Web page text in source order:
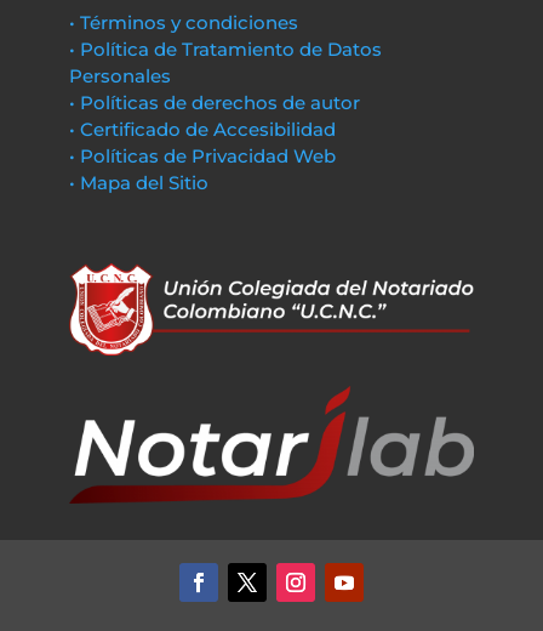
• Términos y condiciones
• Política de Tratamiento de Datos
Personales
• Políticas de derechos de autor
• Certificado de Accesibilidad
• Políticas de Privacidad Web
• Mapa del Sitio